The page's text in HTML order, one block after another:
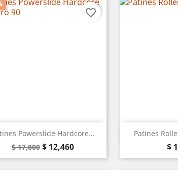
Powerslide Hardcore...
Precio
base
$ 17,800 Precio
$ 12,460
Vista rápida
favorite_border
Patines
$
